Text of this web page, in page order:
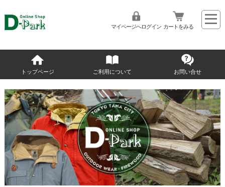
マイページへログイン カートをみる
トップページ ご利用について お問い合せ